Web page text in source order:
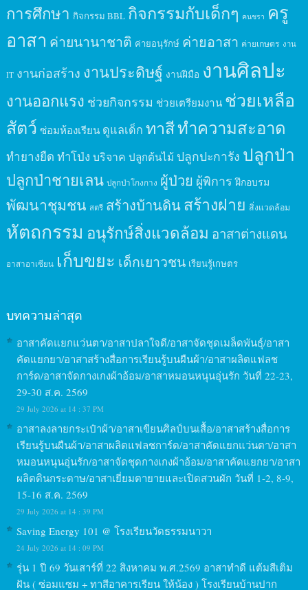
การศึกษา กิจกรรม BBL กิจกรรมกับเด็กๆ คนชรา ครู
อาสา ค่ายนานาชาติ ค่ายอนุรักษ์ ค่ายอาสา ค่ายเกษตร งาน
IT งานก่อสร้าง งานประดิษฐ์ งานฝีมือ งานศิลปะ
งานออกแรง ช่วยกิจกรรม ช่วยเตรียมงาน ช่วยเหลือ
สัตว์ ซ่อมห้องเรียน ดูแลเด็ก ทาสีทำความสะอาด
ทำยางยืด ทำโป่ง บริจาค ปลูกต้นไม้ ปลูกปะการัง ปลูกป่า
ปลูกป่าชายเลน ปลูกป่าโกงกาง ผู้ป่วย ผู้พิการ ฝึกอบรม
พัฒนาชุมชน สตรี สร้างบ้านดินสร้างฝาย สิ่งแวดล้อม
หัตถกรรม อนุรักษ์สิ่งแวดล้อม อาสาต่างแดน
อาสาอาเซียน เก็บขยะ เด็กเยาวชน เรียนรู้เกษตร
บทความล่าสุด
อาสาคัดแยกแว่นตา/อาสาปลาใจดี/อาสาจัดชุดเมล็ดพันธุ์/อาสา
คัดแยกยา/อาสาสร้างสื่อการเรียนรู้บนผืนผ้า/อาสาผลิตแฟลช
การ์ด/อาสาจัดกางเกงผ้าอ้อม/อาสาหมอนหนุนอุ่นรัก วันที่ 22-23,
29-30 ส.ค. 2569
29 July 2026 at 14 : 37 PM
อาสาลงลายกระเป๋าผ้า/อาสาเขียนศิลป์บนเสื้อ/อาสาสร้างสื่อการ
เรียนรู้บนผืนผ้า/อาสาผลิตแฟลชการ์ด/อาสาคัดแยกแว่นตา/อาสา
หมอนหนุนอุ่นรัก/อาสาจัดชุดกางเกงผ้าอ้อม/อาสาคัดแยกยา/อาสา
ผลิตดินกระดาษ/อาสาเยี่ยมตายายและเปิดสวนผัก วันที่ 1-2, 8-9,
15-16 ส.ค. 2569
29 July 2026 at 14 : 39 PM
Saving Energy 101 @ โรงเรียนวัดธรรมนาวา
24 July 2026 at 14 : 09 PM
รุ่น 1 ปี 69 วันเสาร์ที่ 22 สิงหาคม พ.ศ.2569 อาสาทำดี แต้มสีเติม
ฝัน ( ซ่อมแซม + ทาสีอาคารเรียน ให้น้อง ) โรงเรียนบ้านปาก